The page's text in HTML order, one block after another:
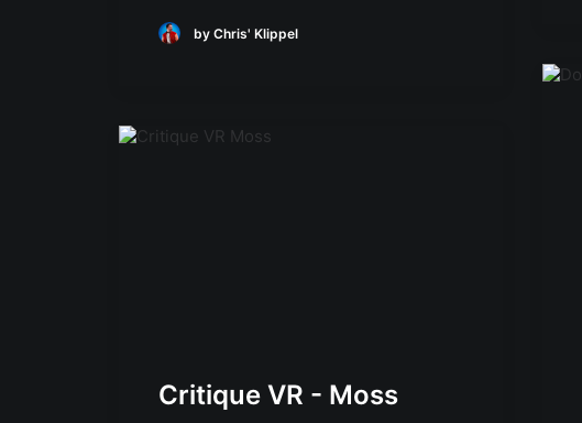
by Chris' Klippel
Critique VR - Moss